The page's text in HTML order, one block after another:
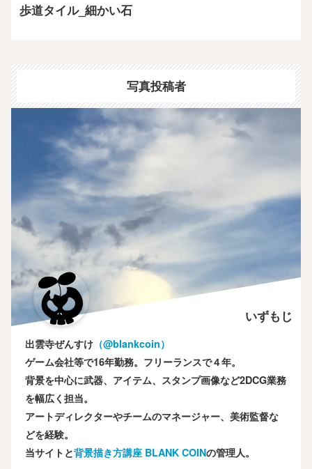
歩道タイル_細かい石
写真投稿者
いずもじ
出雲寺ぜんすけ （‎@blankcoin）
ゲーム会社等で16年勤務。フリーランスで４年。
背景を中心に武器、アイテム、スタンプ画像など2DCG業務
を幅広く担当。
アートディレクターやチームのマネージャー、美術監督な
どを経験。
当サイトと背景描き方講座 BLANK COINの管理人。